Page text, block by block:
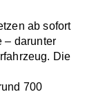
ab sofort
– darunter
Die
700